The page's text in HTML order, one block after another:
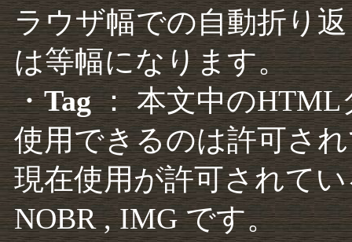
ラウザ幅での自動折り
は等幅になります。
・Tag： 本文中のHTML
使用できるのは許可さ
現在使用が許可されて
NOBR , IMG です。